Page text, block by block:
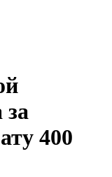
за
400